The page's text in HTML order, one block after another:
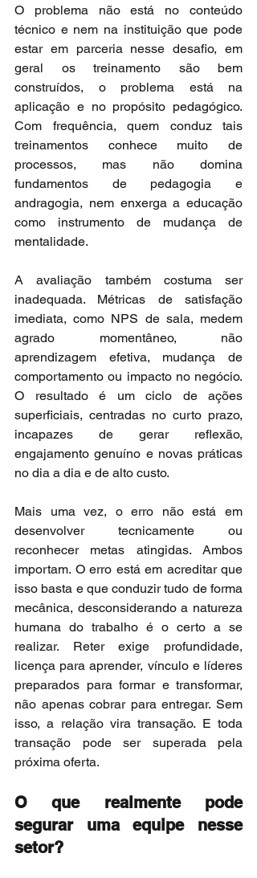
O problema não está no conteúdo
técnico e nem na instituição que pode
estar em parceria nesse desafio, em
geral os treinamento são bem
construídos, o problema está na
aplicação e no propósito pedagógico.
Com frequência, quem conduz tais
treinamentos conhece muito de
processos, mas não domina
fundamentos de pedagogia e
andragogia, nem enxerga a educação
como instrumento de mudança de
mentalidade.
A avaliação também costuma ser
inadequada. Métricas de satisfação
imediata, como NPS de sala, medem
agrado momentâneo, não
aprendizagem efetiva, mudança de
comportamento ou impacto no negócio.
O resultado é um ciclo de ações
superficiais, centradas no curto prazo,
incapazes de gerar reflexão,
engajamento genuíno e novas práticas
no dia a dia e de alto custo.
Mais uma vez, o erro não está em
desenvolver tecnicamente ou
reconhecer metas atingidas. Ambos
importam. O erro está em acreditar que
isso basta e que conduzir tudo de forma
mecânica, desconsiderando a natureza
humana do trabalho é o certo a se
realizar. Reter exige profundidade,
licença para aprender, vínculo e líderes
preparados para formar e transformar,
não apenas cobrar para entregar. Sem
isso, a relação vira transação. E toda
transação pode ser superada pela
próxima oferta.
O que realmente pode
segurar uma equipe nesse
setor?